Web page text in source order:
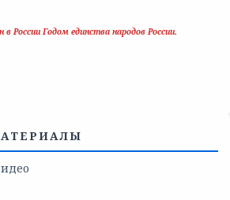
в России Годом единства народов России.